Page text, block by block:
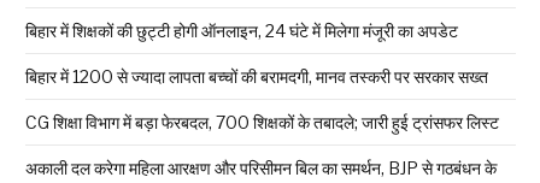
बिहार में शिक्षकों की छुट्टी होगी ऑनलाइन, 24 घंटे में मिलेगा मंजूरी का अपडेट
बिहार में 1200 से ज्यादा लापता बच्चों की बरामदगी, मानव तस्करी पर सरकार सख्त
CG शिक्षा विभाग में बड़ा फेरबदल, 700 शिक्षकों के तबादले; जारी हुई ट्रांसफर लिस्ट
अकाली दल करेगा महिला आरक्षण और परिसीमन बिल का समर्थन, BJP से गठबंधन के